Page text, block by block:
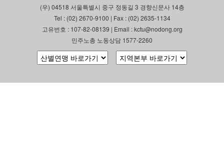
(우) 04518 서울특별시 중구 정동길 3 경향신문사 14층
Tel : (02) 2670-9100 | Fax : (02) 2635-1134
고유번호 : 107-82-08139 | Email : kctu@nodong.org
민주노총 노동상담 1577-2260